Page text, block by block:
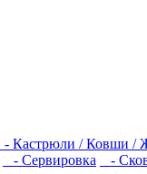
- Кастрюли / Ковши /
- Сервировка -